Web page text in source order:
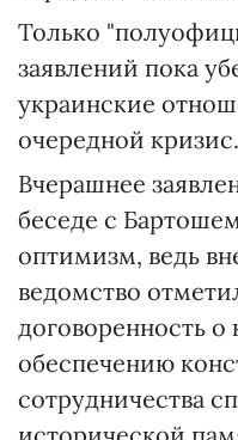
Только
заявлений пока
украинские
очередной кризис.
Вчерашнее
беседе с
оптимизм, ведь
ведомство
договоренность
обеспечению
сотрудничества